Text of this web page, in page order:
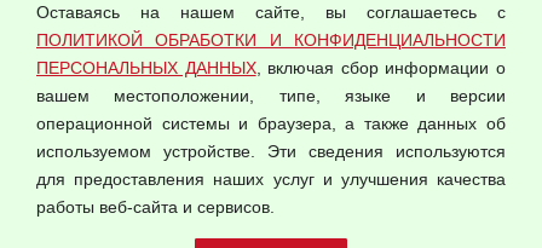
© 2026 ООО "Феникс"
Согласием на обработку персональных данных
Оферта оптовой купли-продажи
Публичная оферта
Оставаясь на нашем сайте, вы соглашаетесь с
ПОЛИТИКОЙ ОБРАБОТКИ И КОНФИДЕНЦИАЛЬНОСТИ
ПЕРСОНАЛЬНЫХ ДАННЫХ, включая сбор информации о
вашем местоположении, типе, языке и версии
операционной системы и браузера, а также данных об
используемом устройстве. Эти сведения используются
для предоставления наших услуг и улучшения качества
работы веб-сайта и сервисов.